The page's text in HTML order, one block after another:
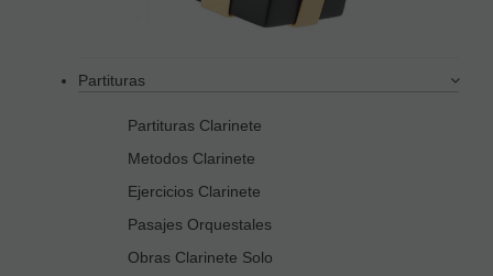
Partituras
Partituras Clarinete
Metodos Clarinete
Ejercicios Clarinete
Pasajes Orquestales
Obras Clarinete Solo